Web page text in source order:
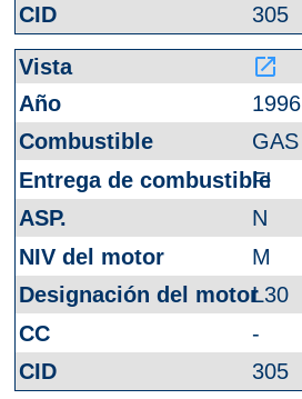
305
launch
1996
GAS
FI
N
M
L30
-
305